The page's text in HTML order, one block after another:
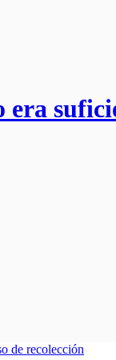
era
de recolección